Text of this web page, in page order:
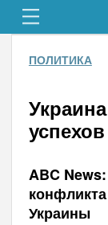
ПОЛИТИКА
ABC
Украины